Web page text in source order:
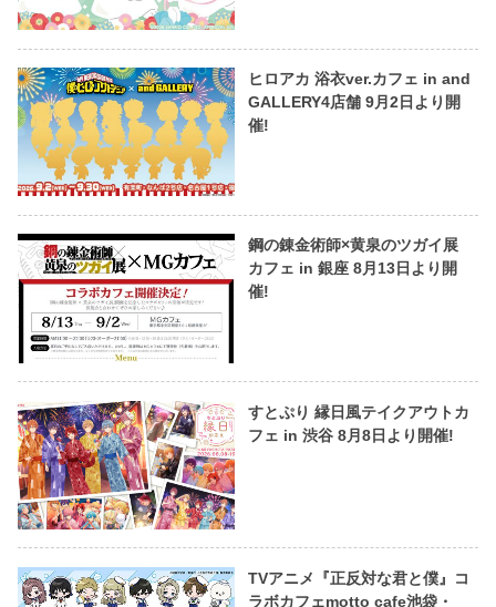
ヒロアカ 浴衣ver.カフェ in and
GALLERY4店舗 9月2日より開
催!
鋼の錬金術師×黄泉のツガイ展
カフェ in 銀座 8月13日より開
催!
すとぷり 縁日風テイクアウトカ
フェ in 渋谷 8月8日より開催!
TVアニメ『正反対な君と僕』コ
ラボカフェmotto cafe池袋・